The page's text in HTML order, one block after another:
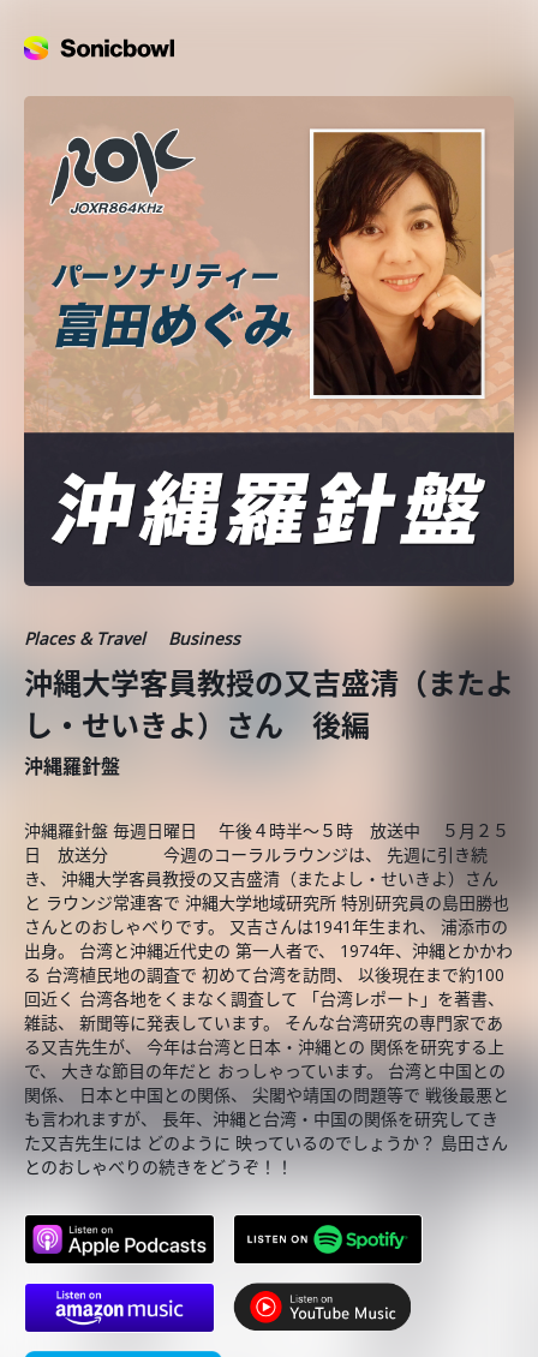
Places & Travel Business
沖縄大学客員教授の又吉盛清（またよ
し・せいきよ）さん 後編
沖縄羅針盤
沖縄羅針盤 毎週日曜日 午後４時半～５時 放送中 ５月２５
日 放送分 今週のコーラルラウンジは、 先週に引き続
き、 沖縄大学客員教授の又吉盛清（またよし・せいきよ）さん
と ラウンジ常連客で 沖縄大学地域研究所 特別研究員の島田勝也
さんとのおしゃべりです。 又吉さんは1941年生まれ、 浦添市の
出身。 台湾と沖縄近代史の 第一人者で、 1974年、沖縄とかかわ
る 台湾植民地の調査で 初めて台湾を訪問、 以後現在まで約100
回近く 台湾各地をくまなく調査して 「台湾レポート」を著書、
雑誌、 新聞等に発表しています。 そんな台湾研究の専門家であ
る又吉先生が、 今年は台湾と日本・沖縄との 関係を研究する上
で、 大きな節目の年だと おっしゃっています。 台湾と中国との
関係、 日本と中国との関係、 尖閣や靖国の問題等で 戦後最悪と
も言われますが、 長年、沖縄と台湾・中国の関係を研究してき
た又吉先生には どのように 映っているのでしょうか？ 島田さん
とのおしゃべりの続きをどうぞ！！